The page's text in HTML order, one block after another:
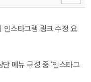
인스타그램 링크 수정 요
메뉴 구성 중 ‘인스타그